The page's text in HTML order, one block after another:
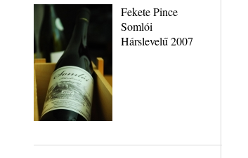
Fekete Pince
Somlói
Hárslevelű 2007